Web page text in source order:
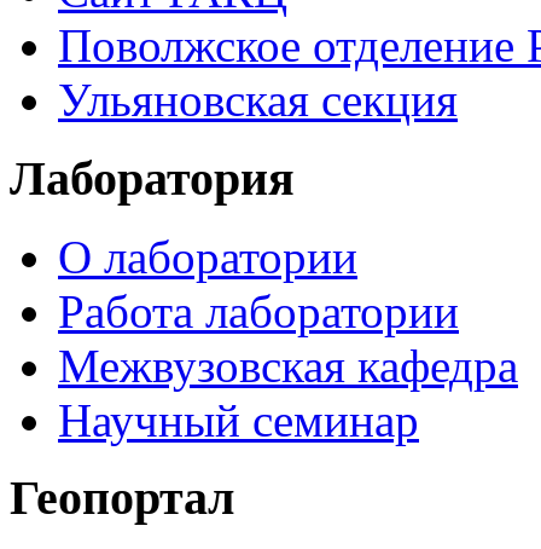
Поволжское
Ульяновская секция
Лаборатория
О лаборатории
Работа лаборатории
Межвузовская кафедра
Научный семинар
Геопортал